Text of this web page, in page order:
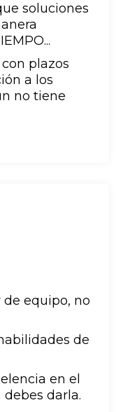
soluciones
plazos
a los
no tiene
equipo, no
de
en el
darla.